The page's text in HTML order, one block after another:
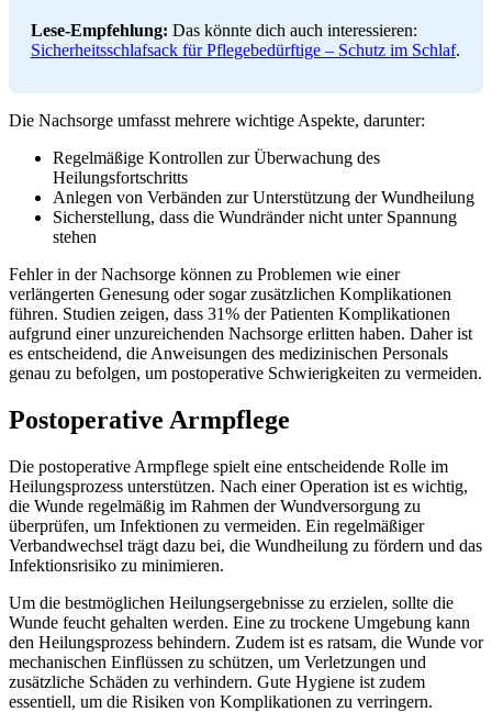
Lese-Empfehlung: Das könnte dich auch interessieren:
Sicherheitsschlafsack für Pflegebedürftige – Schutz im Schlaf.
Die Nachsorge umfasst mehrere wichtige Aspekte, darunter:
Regelmäßige Kontrollen zur Überwachung des
Heilungsfortschritts
Anlegen von Verbänden zur Unterstützung der Wundheilung
Sicherstellung, dass die Wundränder nicht unter Spannung
stehen
Fehler in der Nachsorge können zu Problemen wie einer
verlängerten Genesung oder sogar zusätzlichen Komplikationen
führen. Studien zeigen, dass 31% der Patienten Komplikationen
aufgrund einer unzureichenden Nachsorge erlitten haben. Daher ist
es entscheidend, die Anweisungen des medizinischen Personals
genau zu befolgen, um postoperative Schwierigkeiten zu vermeiden.
Postoperative Armpflege
Die postoperative Armpflege spielt eine entscheidende Rolle im
Heilungsprozess unterstützen. Nach einer Operation ist es wichtig,
die Wunde regelmäßig im Rahmen der Wundversorgung zu
überprüfen, um Infektionen zu vermeiden. Ein regelmäßiger
Verbandwechsel trägt dazu bei, die Wundheilung zu fördern und das
Infektionsrisiko zu minimieren.
Um die bestmöglichen Heilungsergebnisse zu erzielen, sollte die
Wunde feucht gehalten werden. Eine zu trockene Umgebung kann
den Heilungsprozess behindern. Zudem ist es ratsam, die Wunde vor
mechanischen Einflüssen zu schützen, um Verletzungen und
zusätzliche Schäden zu verhindern. Gute Hygiene ist zudem
essentiell, um die Risiken von Komplikationen zu verringern.